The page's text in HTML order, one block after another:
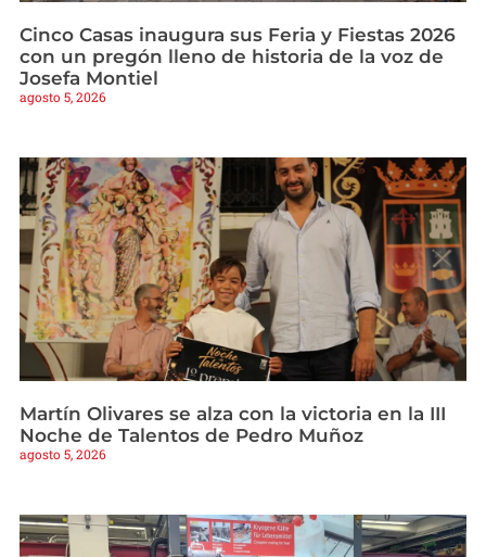
Cinco Casas inaugura sus Feria y Fiestas 2026
con un pregón lleno de historia de la voz de
Josefa Montiel
agosto 5, 2026
Martín Olivares se alza con la victoria en la III
Noche de Talentos de Pedro Muñoz
agosto 5, 2026